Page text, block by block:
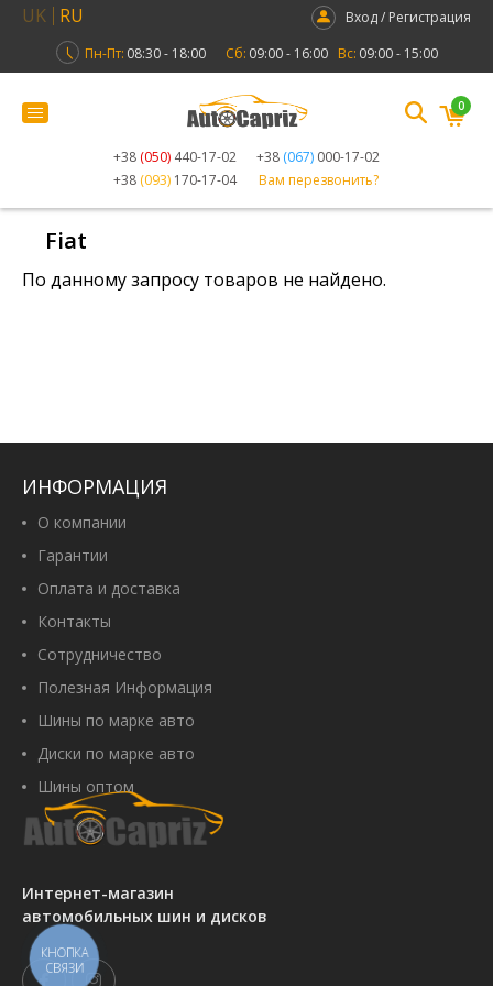
UK RU
Вход / Регистрация
Пн-Пт: 08:30 - 18:00 Сб: 09:00 - 16:00 Вс: 09:00 - 15:00
+38 (050) 440-17-02 +38 (067) 000-17-02
+38 (093) 170-17-04 Вам перезвонить?
0
Fiat
По данному запросу товаров не найдено.
Интернет-магазин
автомобильных шин и дисков
ИНФОРМАЦИЯ
О компании
Гарантии
Оплата и доставка
Контакты
Сотрудничество
Полезная Информация
Шины по марке авто
Диски по марке авто
Шины оптом
КНОПКА
СВЯЗИ